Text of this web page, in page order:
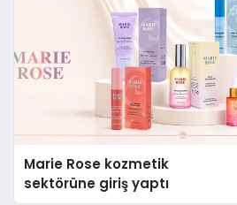
Marie Rose kozmetik
sektörüne giriş yaptı